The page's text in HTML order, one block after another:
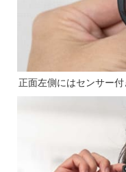
正面左側にはセンサー付